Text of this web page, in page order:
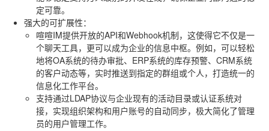
定可靠。
强大的可扩展性：
喧喧IM提供开放的API和Webhook机制，这使得它不仅是一
个聊天工具，更可以成为企业的信息中枢。例如，可以轻松
地将OA系统的待办审批、ERP系统的库存预警、CRM系统
的客户动态等，实时推送到指定的群组或个人，打造统一的
信息化工作平台。
支持通过LDAP协议与企业现有的活动目录或认证系统对
接，实现组织架构和用户账号的自动同步，极大简化了管理
员的用户管理工作。